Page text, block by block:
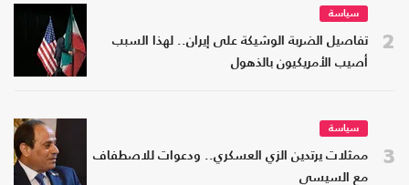
2
سياسة
تفاصيل الضربة الوشيكة على إيران.. لهذا السبب
أصيب الأمريكيون بالذهول
3
سياسة
ممثلات يرتدين الزي العسكري.. ودعوات للاصطفاف
مع السيسي